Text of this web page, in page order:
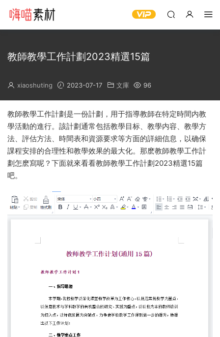
教師教學工作計劃2023精選15篇
xiaoshuting 2023-07-17 文庫 96
教師教學工作計劃是一份計劃，用于指導教師在特定時間内教
學活動的進行。該計劃通常包括教學目标、教學内容、教學方
法、評估方法、時間表和資源要求等方面的詳細信息，以确保
課程安排的合理性和教學效果的最大化。那麽教師教學工作計
劃怎麽寫呢？下面就來看看教師教學工作計劃2023精選15篇
吧。